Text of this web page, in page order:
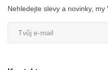
Nehledejte slevy a novinky, my